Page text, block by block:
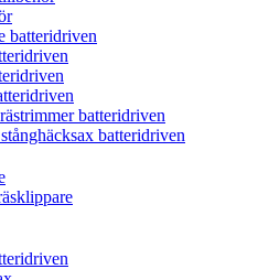
batteridriven
batteridriven
batteridriven